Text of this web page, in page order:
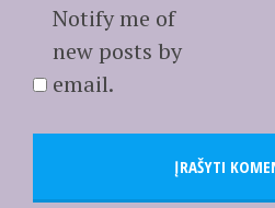
Notify me of
new posts by
email.